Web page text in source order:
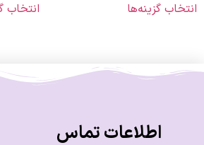
گزینه‌ها انتخاب گزینه‌ها
اطلاعات تماس